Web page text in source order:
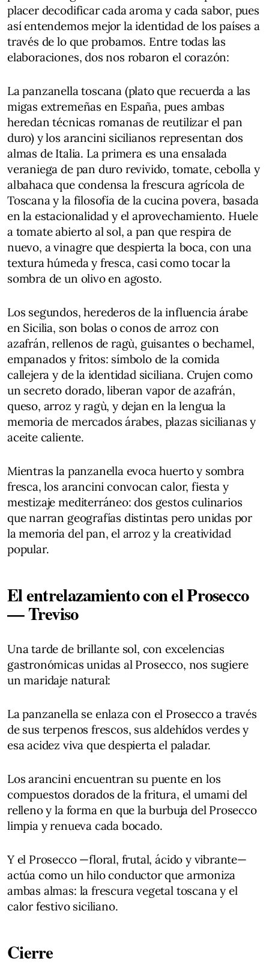
placer decodificar cada aroma y cada sabor, pues
así entendemos mejor la identidad de los países a
través de lo que probamos. Entre todas las
elaboraciones, dos nos robaron el corazón:
La panzanella toscana (plato que recuerda a las
migas extremeñas en España, pues ambas
heredan técnicas romanas de reutilizar el pan
duro) y los arancini sicilianos representan dos
almas de Italia. La primera es una ensalada
veraniega de pan duro revivido, tomate, cebolla y
albahaca que condensa la frescura agrícola de
Toscana y la filosofía de la cucina povera, basada
en la estacionalidad y el aprovechamiento. Huele
a tomate abierto al sol, a pan que respira de
nuevo, a vinagre que despierta la boca, con una
textura húmeda y fresca, casi como tocar la
sombra de un olivo en agosto.
Los segundos, herederos de la influencia árabe
en Sicilia, son bolas o conos de arroz con
azafrán, rellenos de ragù, guisantes o bechamel,
empanados y fritos: símbolo de la comida
callejera y de la identidad siciliana. Crujen como
un secreto dorado, liberan vapor de azafrán,
queso, arroz y ragù, y dejan en la lengua la
memoria de mercados árabes, plazas sicilianas y
aceite caliente.
Mientras la panzanella evoca huerto y sombra
fresca, los arancini convocan calor, fiesta y
mestizaje mediterráneo: dos gestos culinarios
que narran geografías distintas pero unidas por
la memoria del pan, el arroz y la creatividad
popular.
El entrelazamiento con el Prosecco
— Treviso
Una tarde de brillante sol, con excelencias
gastronómicas unidas al Prosecco, nos sugiere
un maridaje natural:
La panzanella se enlaza con el Prosecco a través
de sus terpenos frescos, sus aldehídos verdes y
esa acidez viva que despierta el paladar.
Los arancini encuentran su puente en los
compuestos dorados de la fritura, el umami del
relleno y la forma en que la burbuja del Prosecco
limpia y renueva cada bocado.
Y el Prosecco —floral, frutal, ácido y vibrante—
actúa como un hilo conductor que armoniza
ambas almas: la frescura vegetal toscana y el
calor festivo siciliano.
Cierre